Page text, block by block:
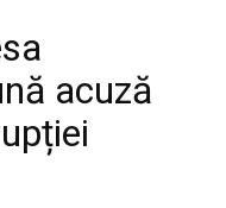
acuză